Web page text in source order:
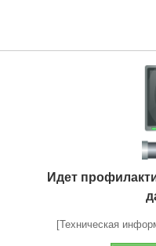
Идет
[Техническая